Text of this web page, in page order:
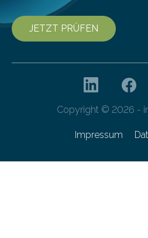
JETZT PRÜFEN
Copyright © 2026 -
Impressum